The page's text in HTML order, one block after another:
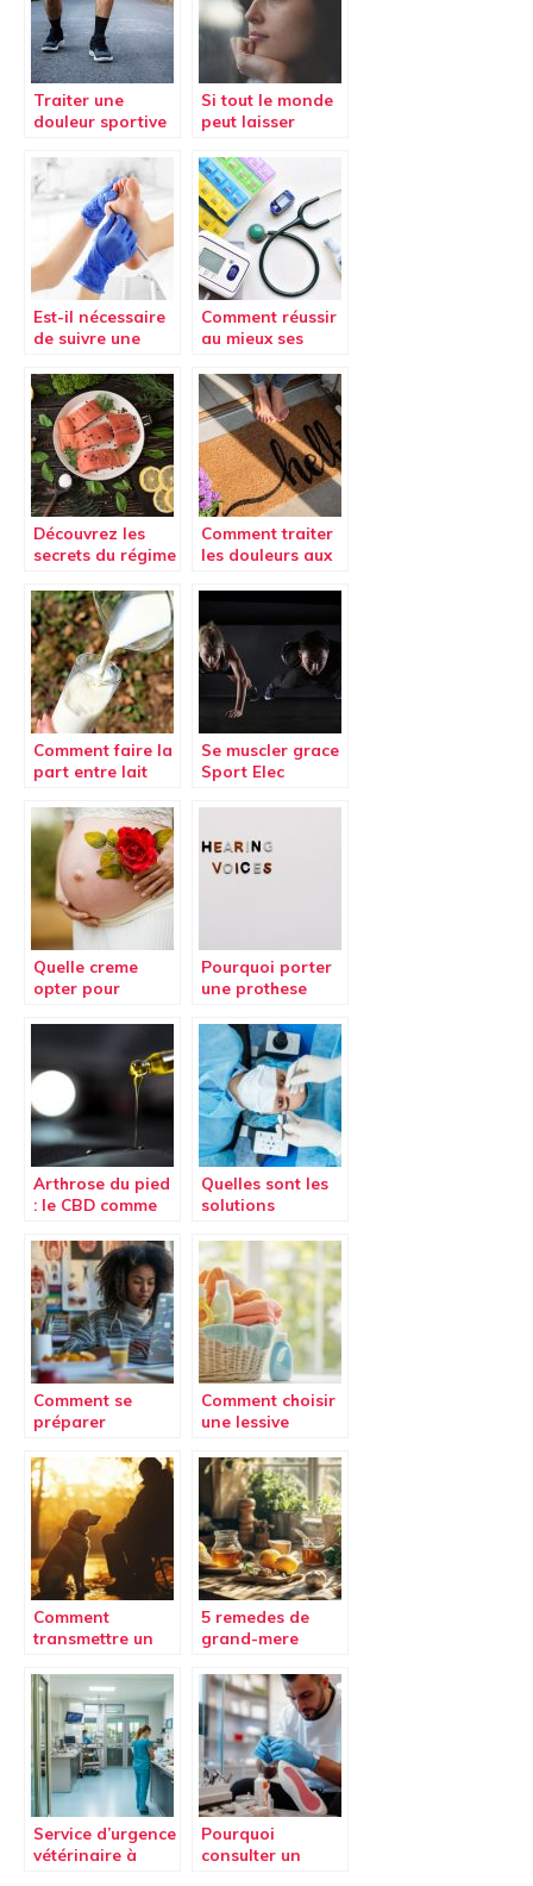
Traiter une
douleur sportive
Si tout le monde
peut laisser
Est-il nécessaire
de suivre une
pédicure ?
Comment réussir
au mieux ses
(Parcours d’Accès
Spécifique Santé)
à Besançon
Découvrez les
secrets du régime
Comment traiter
les douleurs aux
Comment faire la
part entre lait
lait UHT ?
Se muscler grace
Sport Elec
Quelle creme
opter pour
eliminer les
Pourquoi porter
une prothese
necessaire en
cas de trouble de
l’ouie ?
Arthrose du pied
: le CBD comme
traitement
naturel
Quelles sont les
solutions
pour traiter les
problemes
ophtalmologique
s ?
Comment se
préparer
licence accès
santé : conseils
et stratégies
Comment choisir
une lessive
pour un linge
parfaitement
propre et sain
Comment
transmettre un
guides pour
soutenir leur
mission
5 remedes de
grand-mere
faire murir un
bouton
rapidement
Service d’urgence
vétérinaire à
Pourquoi
consulter un